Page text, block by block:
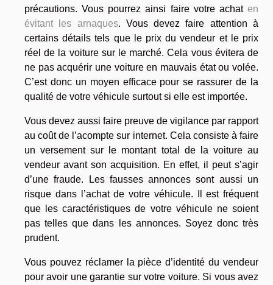
précautions. Vous pourrez ainsi faire votre achat en
évitant les arnaques. Vous devez faire attention à
certains détails tels que le prix du vendeur et le prix
réel de la voiture sur le marché. Cela vous évitera de
ne pas acquérir une voiture en mauvais état ou volée.
C’est donc un moyen efficace pour se rassurer de la
qualité de votre véhicule surtout si elle est importée.
Vous devez aussi faire preuve de vigilance par rapport
au coût de l’acompte sur internet. Cela consiste à faire
un versement sur le montant total de la voiture au
vendeur avant son acquisition. En effet, il peut s’agir
d’une fraude. Les fausses annonces sont aussi un
risque dans l’achat de votre véhicule. Il est fréquent
que les caractéristiques de votre véhicule ne soient
pas telles que dans les annonces. Soyez donc très
prudent.
Vous pouvez réclamer la pièce d’identité du vendeur
pour avoir une garantie sur votre voiture. Si vous avez